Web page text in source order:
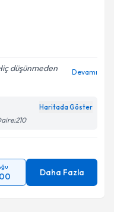
düşünmeden
Devamı
Haritada Göster
Daha Fazla